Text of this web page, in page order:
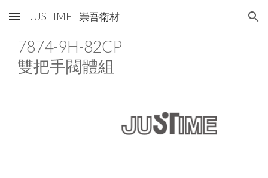
Skip to main content Skip to navigation
JUSTIME - 崇吾衛材
7874-9H-82CP
雙把手閥體組